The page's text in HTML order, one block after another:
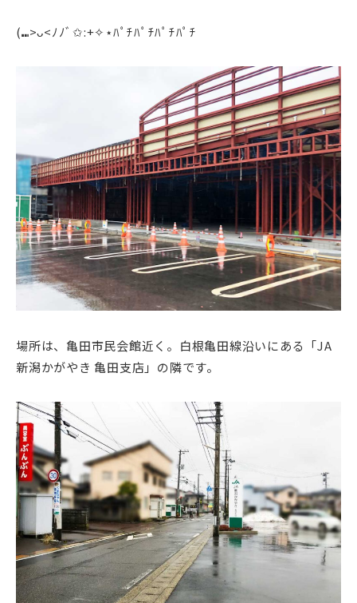
(⑉>ᴗ<ﾉﾉﾞ✩:+✧︎⋆ﾊﾟﾁﾊﾟﾁﾊﾟﾁﾊﾟﾁ
場所は、亀田市民会館近く。白根亀田線沿いにある「JA
新潟かがやき 亀田支店」の隣です。